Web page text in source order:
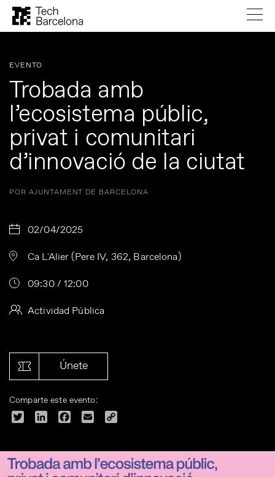
EVENTO
Trobada amb
l’ecosistema públic,
privat i comunitari
d’innovació de la ciutat
POR AJUNTAMENT DE BARCELONA
02/04/2025
Ca L'Alier (Pere IV, 362, Barcelona)
09:30 / 12:00
Actividad Pública
Únete
Comparte este evento:
Twitter LinkedInFacebook
Email